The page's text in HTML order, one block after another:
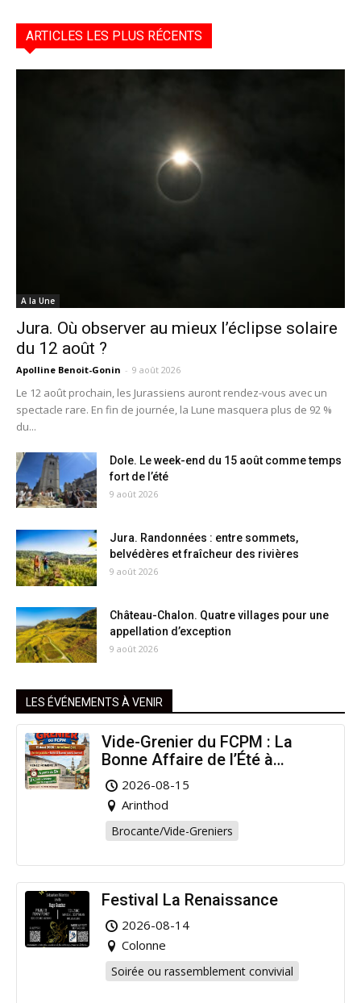
ARTICLES LES PLUS RÉCENTS
A la Une
Jura. Où observer au mieux l’éclipse solaire
du 12 août ?
Apolline Benoit-Gonin - 9 août 2026
Le 12 août prochain, les Jurassiens auront rendez-vous avec un
spectacle rare. En fin de journée, la Lune masquera plus de 92 %
du...
Dole. Le week-end du 15 août comme temps
fort de l’été
9 août 2026
Jura. Randonnées : entre sommets,
belvédères et fraîcheur des rivières
9 août 2026
Château-Chalon. Quatre villages pour une
appellation d’exception
9 août 2026
LES ÉVÉNEMENTS À VENIR
Vide-Grenier du FCPM : La
Bonne Affaire de l’Été à
Arinthod !
2026-08-15
Arinthod
Brocante/Vide-Greniers
Festival La Renaissance
2026-08-14
Colonne
Soirée ou rassemblement convivial